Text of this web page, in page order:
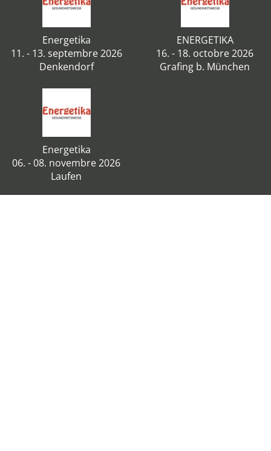
Energetika
11. - 13. septembre 2026
Denkendorf
ENERGETIKA
16. - 18. octobre 2026
Grafing b. München
Energetika
06. - 08. novembre 2026
Laufen